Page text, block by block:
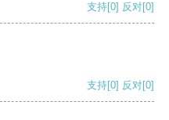
支持[0] 反对[0]
支持[0] 反对[0]